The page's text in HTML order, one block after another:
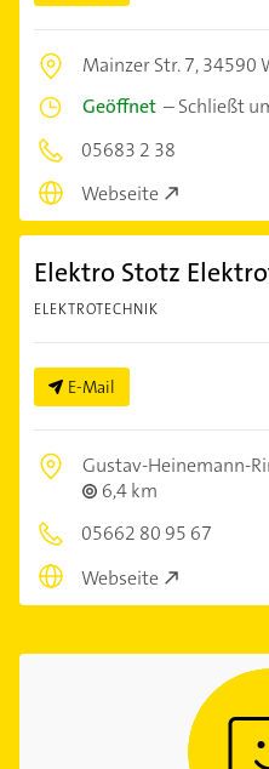
Mainzer Str. 7,34590
Geöffnet –Schließt
05683 2 38
Webseite
Elektro Stotz
ELEKTROTECHNIK
E-Mail
Gustav-Heinemann-
6,4 km
05662 80 95 67
Webseite